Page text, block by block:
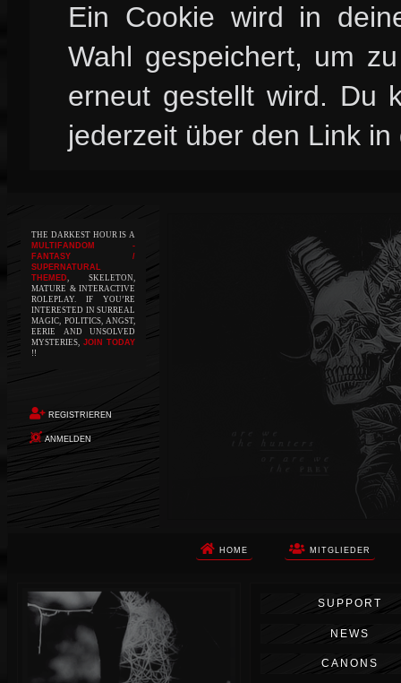
Ein Cookie wird in
Wahl gespeichert, um
erneut gestellt wird. Du
jederzeit über den Link
THE DARKEST HOUR IS A
MULTIFANDOM -
FANTASY /
SUPERNATURAL
THEMED, SKELETON,
MATURE & INTERACTIVE
ROLEPLAY. IF YOU’RE
INTERESTED IN SURREAL
MAGIC, POLITICS, ANGST,
EERIE AND UNSOLVED
MYSTERIES, JOIN TODAY
!!
REGISTRIEREN
ANMELDEN
HOME MITGLIEDER
Die Apokalypse. Das ist das Wort,
das Ihnen in den Sinn kommt, als
Sie auf dem Boden aufwachen, Ihr
Körper schmerzt und Ihr Geist
wird von alptraumhaften
Erinnerungen überflutet. Vor
SUPPORT
NEWS
CANONS